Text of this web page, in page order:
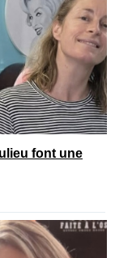
font une